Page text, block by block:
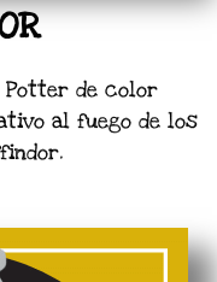
Potter de color
al fuego de los